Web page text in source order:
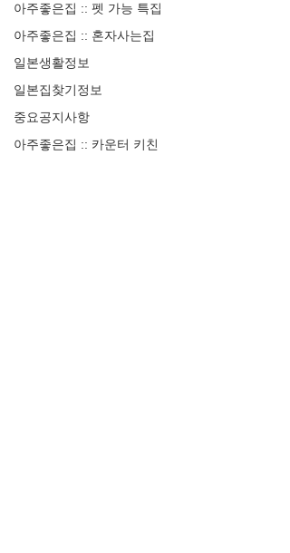
아주좋은집 :: 펫 가능 특집
아주좋은집 :: 혼자사는집
일본생활정보
일본집찾기정보
중요공지사항
아주좋은집 :: 카운터 키친